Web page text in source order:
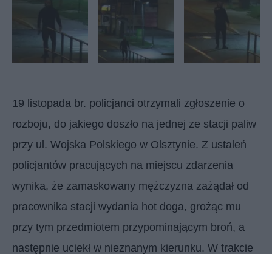
19 listopada br. policjanci otrzymali zgłoszenie o
rozboju, do jakiego doszło na jednej ze stacji paliw
przy ul. Wojska Polskiego w Olsztynie. Z ustaleń
policjantów pracujących na miejscu zdarzenia
wynika, że zamaskowany mężczyzna zażądał od
pracownika stacji wydania hot doga, grożąc mu
przy tym przedmiotem przypominającym broń, a
następnie uciekł w nieznanym kierunku. W trakcie